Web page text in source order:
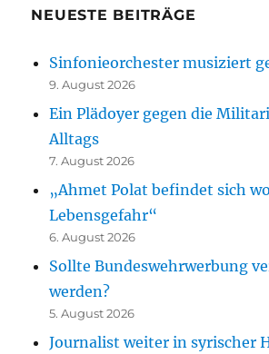
NEUESTE BEITRÄGE
Sinfonieorchester musiziert
9. August 2026
Ein Plädoyer gegen die
Alltags
7. August 2026
„Ahmet Polat befindet sich
Lebensgefahr“
6. August 2026
Sollte Bundeswehrwerbung
werden?
5. August 2026
Journalist weiter in syrischer